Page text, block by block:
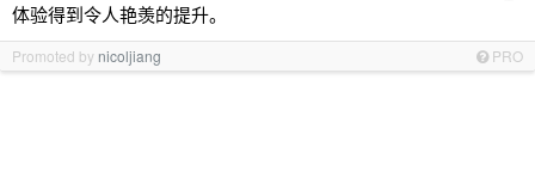
体验得到令人艳羡的提升。
Promoted by nicoljiang PRO